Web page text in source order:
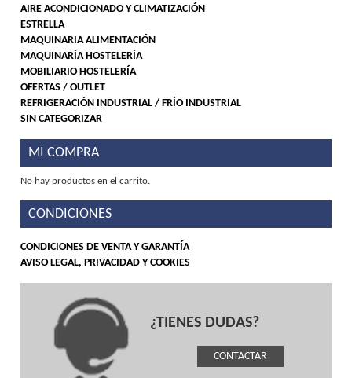
AIRE ACONDICIONADO Y CLIMATIZACIÓN
ESTRELLA
MAQUINARIA ALIMENTACIÓN
MAQUINARÍA HOSTELERÍA
MOBILIARIO HOSTELERÍA
OFERTAS / OUTLET
REFRIGERACIÓN INDUSTRIAL / FRÍO INDUSTRIAL
SIN CATEGORIZAR
MI COMPRA
No hay productos en el carrito.
CONDICIONES
CONDICIONES DE VENTA Y GARANTÍA
AVISO LEGAL, PRIVACIDAD Y COOKIES
¿TIENES DUDAS?
CONTACTAR